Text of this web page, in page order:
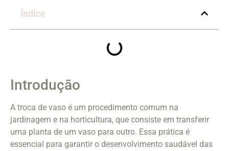
Índice
Introdução
A troca de vaso é um procedimento comum na
jardinagem e na horticultura, que consiste em transferir
uma planta de um vaso para outro. Essa prática é
essencial para garantir o desenvolvimento saudável das